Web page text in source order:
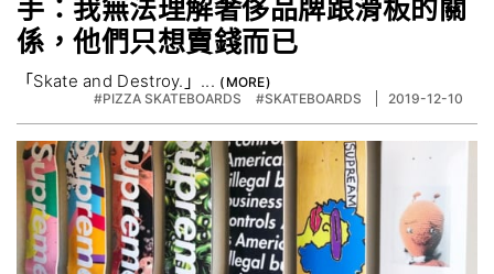
手：我無法理解奢侈品牌跟滑板的關
係，他們只想賣錢而已
「Skate and Destroy.」...
#PIZZA SKATEBOARDS #SKATEBOARDS 2019-12-10